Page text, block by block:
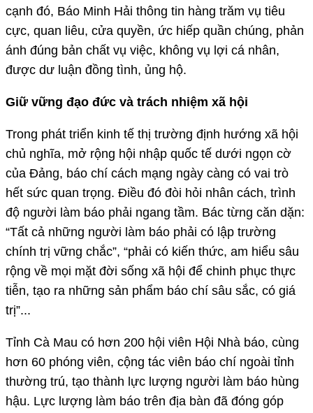
cạnh đó, Báo Minh Hải thông tin hàng trăm vụ tiêu
cực, quan liêu, cửa quyền, ức hiếp quần chúng, phản
ánh đúng bản chất vụ việc, không vụ lợi cá nhân,
được dư luận đồng tình, ủng hộ.
Giữ vững đạo đức và trách nhiệm xã hội
Trong phát triển kinh tế thị trường định hướng xã hội
chủ nghĩa, mở rộng hội nhập quốc tế dưới ngọn cờ
của Ðảng, báo chí cách mạng ngày càng có vai trò
hết sức quan trọng. Ðiều đó đòi hỏi nhân cách, trình
độ người làm báo phải ngang tầm. Bác từng căn dặn:
“Tất cả những người làm báo phải có lập trường
chính trị vững chắc”, “phải có kiến thức, am hiểu sâu
rộng về mọi mặt đời sống xã hội để chinh phục thực
tiễn, tạo ra những sản phẩm báo chí sâu sắc, có giá
trị”...
Tỉnh Cà Mau có hơn 200 hội viên Hội Nhà báo, cùng
hơn 60 phóng viên, cộng tác viên báo chí ngoài tỉnh
thường trú, tạo thành lực lượng người làm báo hùng
hậu. Lực lượng làm báo trên địa bàn đã đóng góp